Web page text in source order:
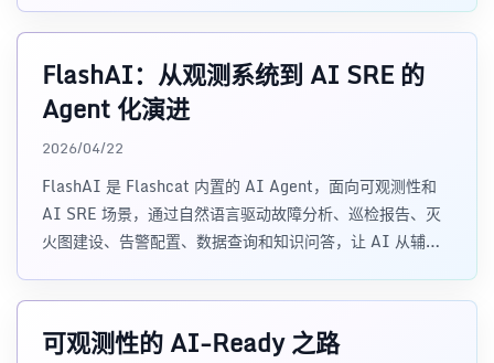
FlashAI：从观测系统到 AI SRE 的
Agent 化演进
2026/04/22
FlashAI 是 Flashcat 内置的 AI Agent，面向可观测性和
AI SRE 场景，通过自然语言驱动故障分析、巡检报告、灭
火图建设、告警配置、数据查询和知识问答，让 AI 从辅助
可观测性的 AI-Ready 之路